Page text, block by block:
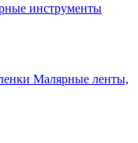
инструменты
Малярные ленты,